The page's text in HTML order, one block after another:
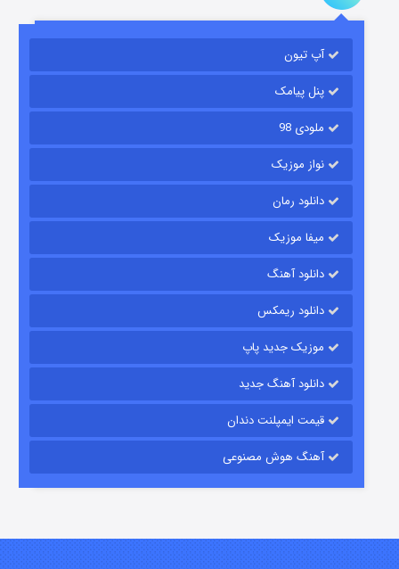
قسمت
قسمت۷ (زیرنویس) منتشر شد
آپ تیون
پنل پیامک
ملودی 98
نواز موزیک
دانلود رمان
میفا موزیک
دانلود آهنگ
دانلود ریمکس
موزیک جدید پاپ
دانلود آهنگ جدید
قیمت ایمپلنت دندان
آهنگ هوش مصنوعی